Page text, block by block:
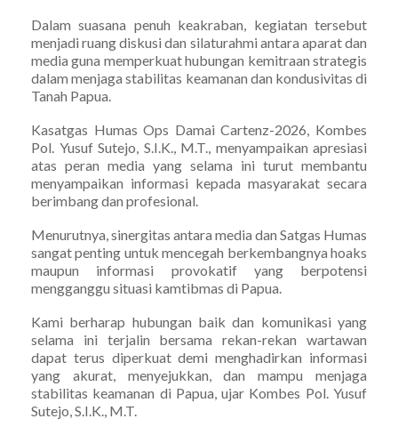
Dalam suasana penuh keakraban, kegiatan tersebut
menjadi ruang diskusi dan silaturahmi antara aparat dan
media guna memperkuat hubungan kemitraan strategis
dalam menjaga stabilitas keamanan dan kondusivitas di
Tanah Papua.
Kasatgas Humas Ops Damai Cartenz-2026, Kombes
Pol. Yusuf Sutejo, S.I.K., M.T., menyampaikan apresiasi
atas peran media yang selama ini turut membantu
menyampaikan informasi kepada masyarakat secara
berimbang dan profesional.
Menurutnya, sinergitas antara media dan Satgas Humas
sangat penting untuk mencegah berkembangnya hoaks
maupun informasi provokatif yang berpotensi
mengganggu situasi kamtibmas di Papua.
Kami berharap hubungan baik dan komunikasi yang
selama ini terjalin bersama rekan-rekan wartawan
dapat terus diperkuat demi menghadirkan informasi
yang akurat, menyejukkan, dan mampu menjaga
stabilitas keamanan di Papua, ujar Kombes Pol. Yusuf
Sutejo, S.I.K., M.T.